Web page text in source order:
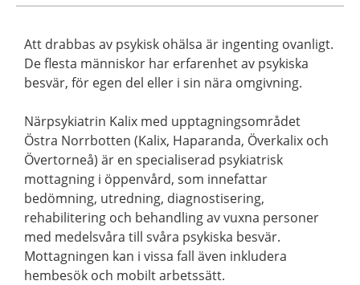
Att drabbas av psykisk ohälsa är ingenting ovanligt.
De flesta människor har erfarenhet av psykiska
besvär, för egen del eller i sin nära omgivning.
Närpsykiatrin Kalix med upptagningsområdet
Östra Norrbotten (Kalix, Haparanda, Överkalix och
Övertorneå) är en specialiserad psykiatrisk
mottagning i öppenvård, som innefattar
bedömning, utredning, diagnostisering,
rehabilitering och behandling av vuxna personer
med medelsvåra till svåra psykiska besvär.
Mottagningen kan i vissa fall även inkludera
hembesök och mobilt arbetssätt.